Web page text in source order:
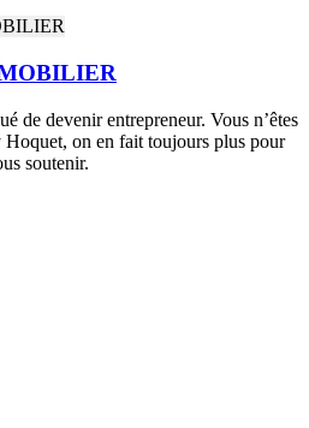
de devenir entrepreneur. Vous n’êtes
on en fait toujours plus pour
soutenir.